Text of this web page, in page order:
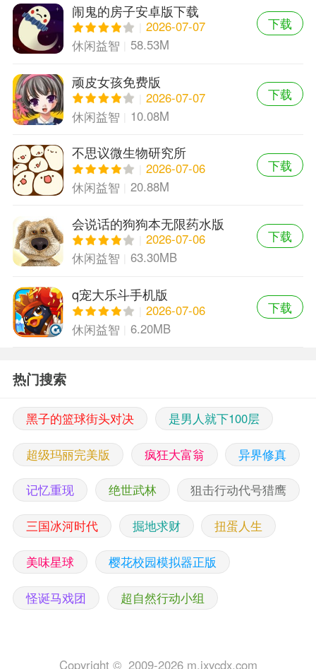
闹鬼的房子安卓版下载
2026-07-07
休闲益智
58.53M
下载
顽皮女孩免费版
2026-07-07
休闲益智
10.08M
下载
不思议微生物研究所
2026-07-06
休闲益智
20.88M
下载
会说话的狗狗本无限药水版
2026-07-06
休闲益智
63.30MB
下载
q宠大乐斗手机版
2026-07-06
休闲益智
6.20MB
下载
热门搜索
黑子的篮球街头对决 是男人就下100层
超级玛丽完美版 疯狂大富翁 异界修真
记忆重现 绝世武林 狙击行动代号猎鹰
三国冰河时代 掘地求财 扭蛋人生
美味星球 樱花校园模拟器正版
怪诞马戏团 超自然行动小组
Copyright © 2009-2026 m.jxycdx.com